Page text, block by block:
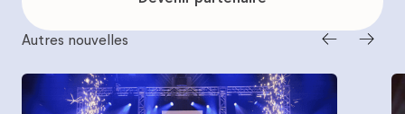
Autres nouvelles